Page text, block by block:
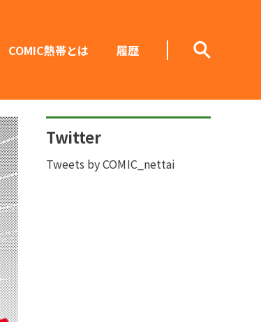
COMIC熱帯とは 履歴
Twitter
Tweets by COMIC_nettai